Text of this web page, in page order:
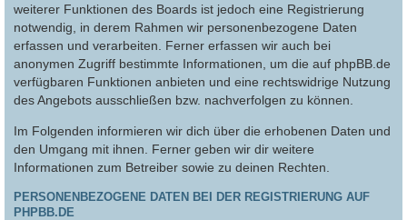
weiterer Funktionen des Boards ist jedoch eine Registrierung
notwendig, in derem Rahmen wir personenbezogene Daten
erfassen und verarbeiten. Ferner erfassen wir auch bei
anonymen Zugriff bestimmte Informationen, um die auf phpBB.de
verfügbaren Funktionen anbieten und eine rechtswidrige Nutzung
des Angebots ausschließen bzw. nachverfolgen zu können.
Im Folgenden informieren wir dich über die erhobenen Daten und
den Umgang mit ihnen. Ferner geben wir dir weitere
Informationen zum Betreiber sowie zu deinen Rechten.
PERSONENBEZOGENE DATEN BEI DER REGISTRIERUNG AUF
PHPBB.DE